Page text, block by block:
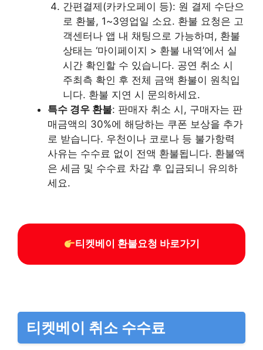
간편결제(카카오페이 등): 원 결제 수단으
로 환불, 1~3영업일 소요. 환불 요청은 고
객센터나 앱 내 채팅으로 가능하며, 환불
상태는 ‘마이페이지 > 환불 내역’에서 실
시간 확인할 수 있습니다. 공연 취소 시
주최측 확인 후 전체 금액 환불이 원칙입
니다. 환불 지연 시 문의하세요.
특수 경우 환불: 판매자 취소 시, 구매자는 판
매금액의 30%에 해당하는 쿠폰 보상을 추가
로 받습니다. 우천이나 코로나 등 불가항력
사유는 수수료 없이 전액 환불됩니다. 환불액
은 세금 및 수수료 차감 후 입금되니 유의하
세요.
티켓베이 환불요청 바로가기
티켓베이 취소 수수료